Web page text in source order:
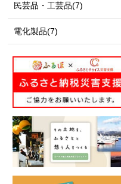
民芸品・工芸品(7)
電化製品(7)